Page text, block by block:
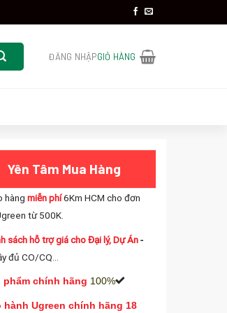
ĐĂNG NHẬPGIỎ HÀNG
Yên Tâm Mua Hàng
hàng miễn phí 6Km HCM cho đơn
từ 500K.
sách hỗ trợ giá cho Đại lý, Dự Án-
đủ CO/CQ...
phẩm chính hãng 100%
hành Ugreen chính hãng 18